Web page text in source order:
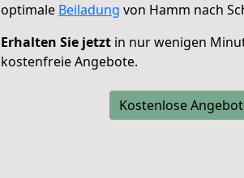
optimale Beiladung von Hamm nach
Erhalten Sie jetzt in nur wenigen
kostenfreie Angebote.
Kostenlose